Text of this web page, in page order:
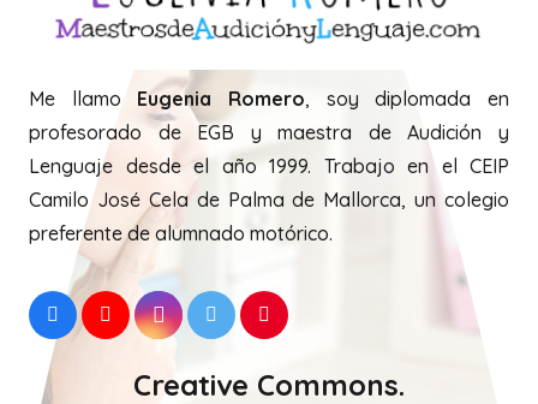
Me llamo Eugenia Romero, soy diplomada en
profesorado de EGB y maestra de Audición y
Lenguaje desde el año 1999. Trabajo en el CEIP
Camilo José Cela de Palma de Mallorca, un colegio
preferente de alumnado motórico.
Creative Commons.